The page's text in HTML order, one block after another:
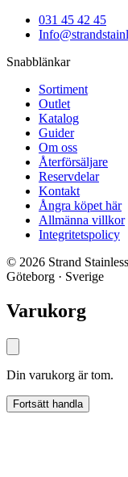
031 45 42 45
Snabblänkar
Sortiment
Outlet
Katalog
Guider
Om oss
Återförsäljare
Reservdelar
Kontakt
Ångra köpet här
Allmänna villkor
Integritetspolicy
© 2026 Strand
Göteborg · Sverige
Varukorg
Din varukorg är tom.
Fortsätt handla